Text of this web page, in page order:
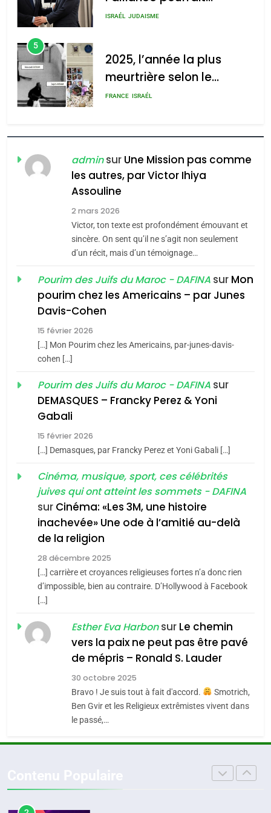
meurtrière selon le rapport
l’antisémitisme
admin 0
s’étendre à 13 pays
ISRAÉL JUDAISME
5
2025, l’année la plus
meurtrière selon le
rapport d’ADL contre
FRANCE ISRAÉL
FIÈRE, DIGNE ET RÉSILIENTE :
POURQUOI JE REVENDIQUE
MA JUDAÏTE par Thérèse
Zrihen-Dvir
ISRAÉL JUDAISME
CE QUI NOUS MANQUE –
Jacques Hadida
JUDAISME
Maroc : Les amandes de
Tafraout, le miel de Tadla
du terroir
Oeil ravageur – Vanessa
De Loya Stauber
«Tu dis génocide, je dis
guerre»: La nouvelle
chanson de Boy George
ISRAÉL JUDAISME
Accords d’Isaac:
l’alliance pourrait
s’étendre à 13 pays
d’Amérique latine
ISRAÉL JUDAISME
2025, l’année la plus
meurtrière selon le
FIÈRE, DIGNE ET RÉSILIENTE :
adminsur Une Mission pas comme
les autres, par Victor Ihiya
Assouline
2 mars 2026
Victor, ton texte est profondément émouvant et
sincère. On sent qu’il ne s’agit non seulement
d’un récit, mais d’un témoignage…
Pourim des Juifs du Maroc - DAFINA sur Mon
pourim chez les Americains – par Junes
Davis-Cohen
15 février 2026
[…] Mon Pourim chez les Americains, par-junes-davis-
cohen […]
Pourim des Juifs du Maroc - DAFINA sur
DEMASQUES – Francky Perez & Yoni
Gabali
15 février 2026
[…] Demasques, par Francky Perez et Yoni Gabali […]
Cinéma, musique, sport, ces célébrités
juives qui ont atteint les sommets - DAFINA
sur Cinéma: «Les 3M, une histoire
inachevée» Une ode à l’amitié au-delà
de la religion
28 décembre 2025
[…] carrière et croyances religieuses fortes n’a donc rien
d’impossible, bien au contraire. D’Hollywood à Facebook
[…]
Esther Eva Harbonsur Le chemin
vers la paix ne peut pas être pavé
de mépris – Ronald S. Lauder
30 octobre 2025
Bravo ! Je suis tout à fait d'accord.
Smotrich,
Ben Gvir et les Religieux extrêmistes vivent dans
le passé,…
meurtrière selon le rapport
l’antisémitisme
FIÈRE, DIGNE ET RÉSILIENTE :
POURQUOI JE REVENDIQUE
MA JUDAÏTE par Thérèse
Zrihen-Dvir
ISRAÉL
CE QUI NOUS MANQUE –
JUDAISME
Maroc : Les amandes de
Tafraout, le miel de Tadla
Azilal consacrés produits
du terroir
DAFINA MAROC
Oeil ravageur – Vanessa De